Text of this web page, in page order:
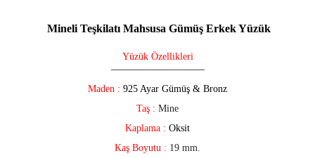
Mineli Teşkilatı Mahsusa Gümüş Erkek Yüzük
Yüzük Özellikleri
—————————–
Maden : 925 Ayar Gümüş & Bronz
Taş : Mine
Kaplama : Oksit
Kaş Boyutu : 19 mm.